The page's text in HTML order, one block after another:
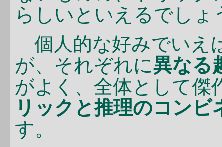
らしいといえるでしょ
個人的な好みでいえ
が、それぞれに異なる
がよく、全体として傑
リックと推理のコンビ
す。